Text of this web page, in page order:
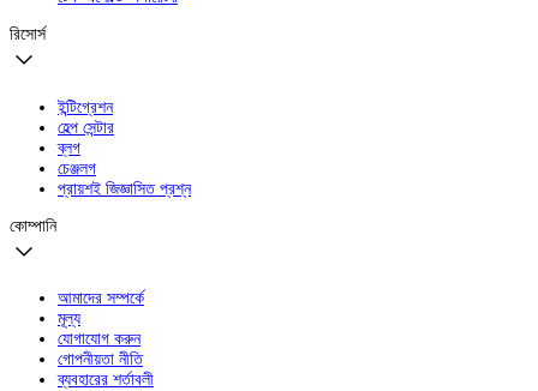
রিসোর্স
ইন্টিগ্রেশন
হেল্প সেন্টার
ব্লগ
চেঞ্জলগ
প্রায়শই জিজ্ঞাসিত প্রশ্ন
কোম্পানি
আমাদের সম্পর্কে
মূল্য
যোগাযোগ করুন
গোপনীয়তা নীতি
ব্যবহারের শর্তাবলী